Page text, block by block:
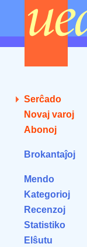
Serĉado
Novaj varoj
Abonoj
Brokantaĵoj
Mendo
Kategorioj
Recenzoj
Statistiko
Elŝutu